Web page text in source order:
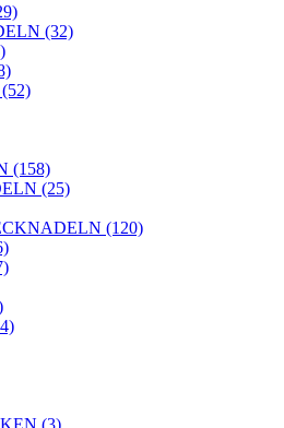
(32)
(158)
(25)
(120)
(3)